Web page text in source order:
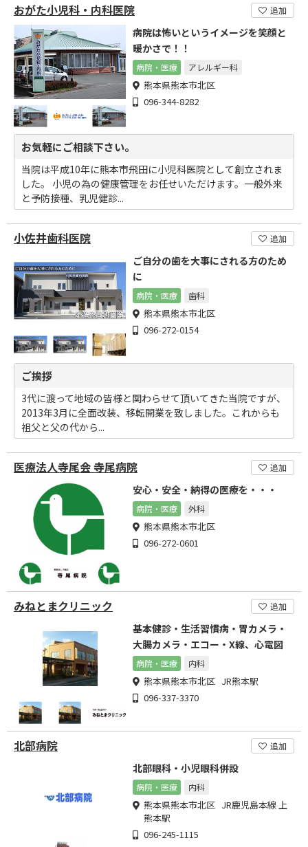
おがた小児科・内科医院 追加
病院は怖いというイメージを笑顔と
暖かさで！！
病院・医療 アレルギー科
熊本県熊本市北区
096-344-8282
お気軽にご相談下さい。
当院は平成10年に熊本市飛田に小児科医院として創立されま
した。 小児の為の健康管理をお任せいただけます。一般外来
と予防接種、乳児健診...
小佐井歯科医院 追加
ご自分の歯を大事にされる方のため
に
病院・医療 歯科
熊本県熊本市北区
096-272-0154
ご挨拶
3代に渡って地域の皆様と関わらせて頂いてきた当院ですが、
2013年3月に全面改装、移転開業を致しました。これからも
祖父と父の代から...
医療法人寺尾会 寺尾病院 追加
安心・安全・納得の医療を・・・
病院・医療 外科
熊本県熊本市北区
096-272-0601
みねとまクリニック 追加
基本健診・生活習慣病・胃カメラ・
大腸カメラ・エコー・X線、心電図
病院・医療 内科
熊本県熊本市北区 JR熊本駅
096-337-3370
北部病院 追加
北部眼科・小児眼科併設
病院・医療 内科
熊本県熊本市北区 JR鹿児島本線 上
熊本駅
096-245-1115